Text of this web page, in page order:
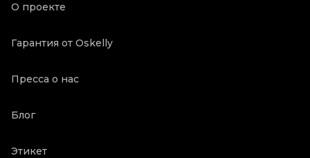
О проекте
Гарантия от Oskelly
Пресса о нас
Блог
Этикет